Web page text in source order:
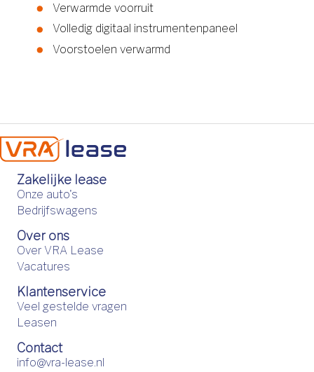
Verwarmde voorruit
Volledig digitaal instrumentenpaneel
Voorstoelen verwarmd
Zakelijke lease
Onze auto's
Bedrijfswagens
Over ons
Over VRA Lease
Vacatures
Klantenservice
Veel gestelde vragen
Leasen
Contact
info@vra-lease.nl